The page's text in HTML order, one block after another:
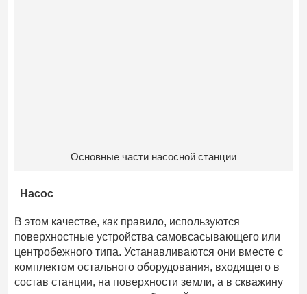
Основные части насосной станции
Насос
В этом качестве, как правило, используются
поверхностные устройства самовсасывающего или
центробежного типа. Устанавливаются они вместе с
комплектом остального оборудования, входящего в
состав станции, на поверхности земли, а в скважину